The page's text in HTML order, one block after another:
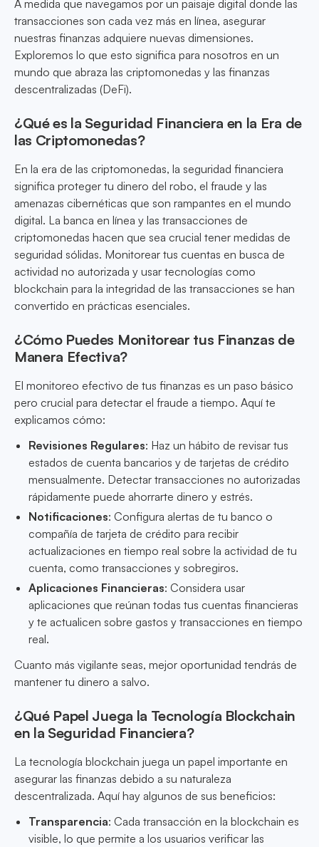
A medida que navegamos por un paisaje digital donde las
transacciones son cada vez más en línea, asegurar
nuestras finanzas adquiere nuevas dimensiones.
Exploremos lo que esto significa para nosotros en un
mundo que abraza las criptomonedas y las finanzas
descentralizadas (DeFi).
¿Qué es la Seguridad Financiera en la Era de
las Criptomonedas?
En la era de las criptomonedas, la seguridad financiera
significa proteger tu dinero del robo, el fraude y las
amenazas cibernéticas que son rampantes en el mundo
digital. La banca en línea y las transacciones de
criptomonedas hacen que sea crucial tener medidas de
seguridad sólidas. Monitorear tus cuentas en busca de
actividad no autorizada y usar tecnologías como
blockchain para la integridad de las transacciones se han
convertido en prácticas esenciales.
¿Cómo Puedes Monitorear tus Finanzas de
Manera Efectiva?
El monitoreo efectivo de tus finanzas es un paso básico
pero crucial para detectar el fraude a tiempo. Aquí te
explicamos cómo:
Revisiones Regulares: Haz un hábito de revisar tus
estados de cuenta bancarios y de tarjetas de crédito
mensualmente. Detectar transacciones no autorizadas
rápidamente puede ahorrarte dinero y estrés.
Notificaciones: Configura alertas de tu banco o
compañía de tarjeta de crédito para recibir
actualizaciones en tiempo real sobre la actividad de tu
cuenta, como transacciones y sobregiros.
Aplicaciones Financieras: Considera usar
aplicaciones que reúnan todas tus cuentas financieras
y te actualicen sobre gastos y transacciones en tiempo
real.
Cuanto más vigilante seas, mejor oportunidad tendrás de
mantener tu dinero a salvo.
¿Qué Papel Juega la Tecnología Blockchain
en la Seguridad Financiera?
La tecnología blockchain juega un papel importante en
asegurar las finanzas debido a su naturaleza
descentralizada. Aquí hay algunos de sus beneficios:
Transparencia: Cada transacción en la blockchain es
visible, lo que permite a los usuarios verificar las